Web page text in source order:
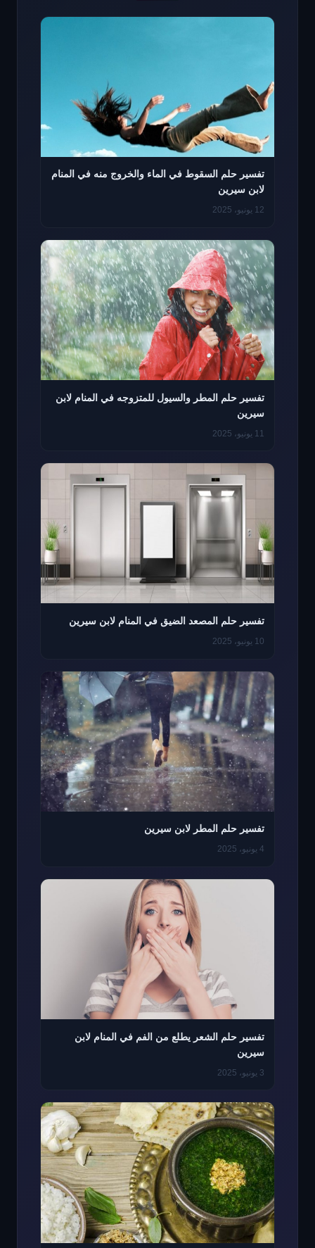
تفسير حلم السقوط في الماء والخروج منه في المنام
لابن سيرين
12 يونيو، 2025
تفسير حلم المطر والسيول للمتزوجه في المنام لابن
سيرين
11 يونيو، 2025
تفسير حلم المصعد الضيق في المنام لابن سيرين
10 يونيو، 2025
تفسير حلم المطر لابن سيرين
4 يونيو، 2025
تفسير حلم الشعر يطلع من الفم في المنام لابن
سيرين
3 يونيو، 2025